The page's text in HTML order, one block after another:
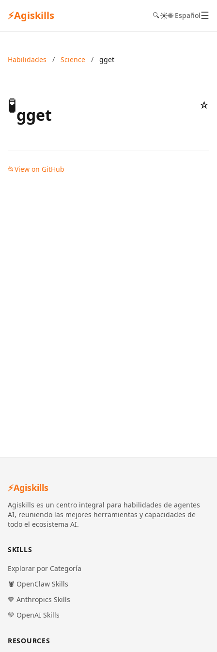
⚡Agiskills 🔍☀️🌐 Español☰
Habilidades / Science / gget
🧪gget ☆
📂View on GitHub
⚡Agiskills
Agiskills es un centro integral para habilidades de agentes
AI, reuniendo las mejores herramientas y capacidades de
todo el ecosistema AI.
SKILLS
Explorar por Categoría
🦞 OpenClaw Skills
🧡 Anthropics Skills
💚 OpenAI Skills
RESOURCES